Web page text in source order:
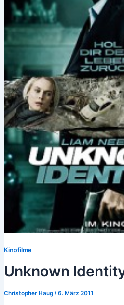
Kinofilme
Unknown
Christopher Haug /6. März 2011